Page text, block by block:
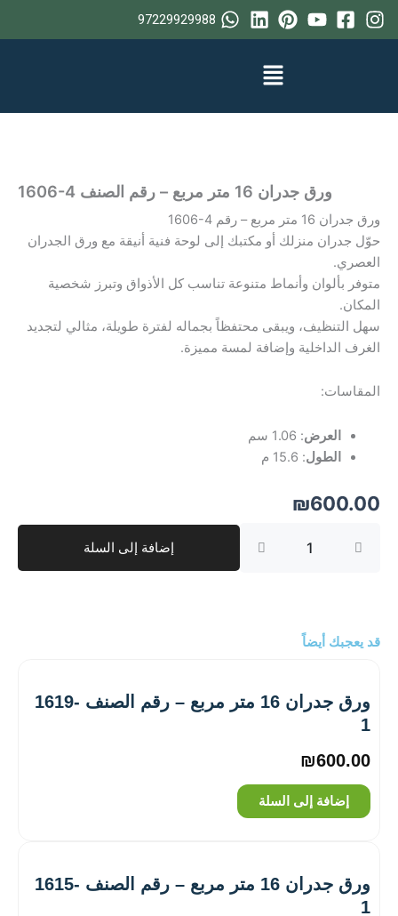
تخطي
إلى
97229929988
ورق جدران 16 متر مربع – رقم الصنف ‎1606-4
ورق جدران 16 متر مربع – رقم ‎1606-4
حوّل جدران منزلك أو مكتبك إلى لوحة فنية أنيقة مع ورق الجدران
العصري.
متوفر بألوان وأنماط متنوعة تناسب كل الأذواق وتبرز شخصية
المكان.
سهل التنظيف، ويبقى محتفظاً بجماله لفترة طويلة، مثالي لتجديد
الغرف الداخلية وإضافة لمسة مميزة.
المقاسات:
العرض: 1.06 سم
الطول: 15.6 م
₪600.00
–
‎1606-
4
إضافة إلى السلة
قد يعجبك أيضاً
ورق جدران 16 متر مربع – رقم الصنف ‎1619-
1
₪600.00
إضافة إلى السلة
ورق جدران 16 متر مربع – رقم الصنف ‎1615-
1